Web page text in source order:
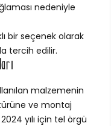
nedeniyle
bir seçenek olarak
tercih edilir.
malzemenin
ve montaj
yılı için tel örgü